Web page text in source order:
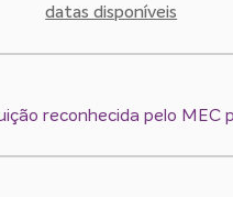
datas disponíveis
reconhecida pelo MEC